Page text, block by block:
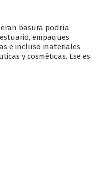
basura podría
empaques
e incluso materiales
y cosméticas. Ese es